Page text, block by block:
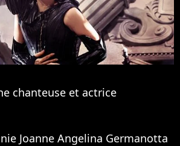
chanteuse et actrice
Joanne Angelina Germanotta